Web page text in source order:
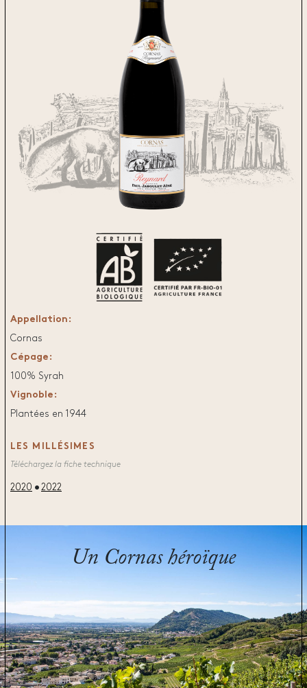
Appellation:
Cornas
Cépage:
100% Syrah
Vignoble:
Plantées en 1944
LES MILLÉSIMES
Téléchargez la fiche technique
2020 2022
Un Cornas héroïque